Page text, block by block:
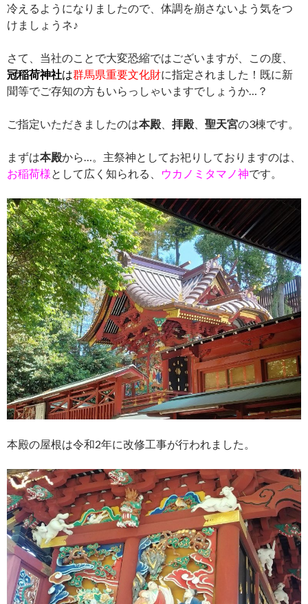
冷えるようになりましたので、体調を崩さないよう気をつ
けましょうネ♪
さて、当社のことで大変恐縮ではございますが、この度、
冠稲荷神社は群馬県重要文化財に指定されました！既に新
聞等でご存知の方もいらっしゃいますでしょうか…？
ご指定いただきましたのは本殿、 拝殿、 聖天宮の3棟です。
まずは本殿から…。主祭神としてお祀りしておりますのは、
お稲荷様として広く知られる、 ウカノミタマノ神です。
本殿の屋根は令和2年に改修工事が行われました。